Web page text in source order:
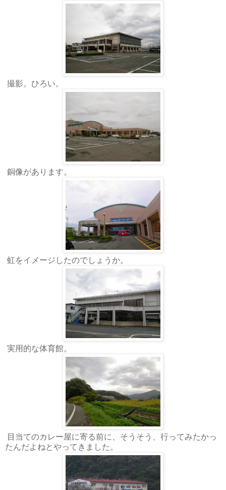
撮影。ひろい。
銅像があります。
虹をイメージしたのでしょうか。
実用的な体育館。
目当てのカレー屋に寄る前に、そうそう、行ってみたかっ
たんだよねとやってきました。